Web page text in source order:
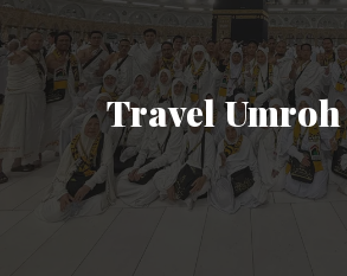
Travel